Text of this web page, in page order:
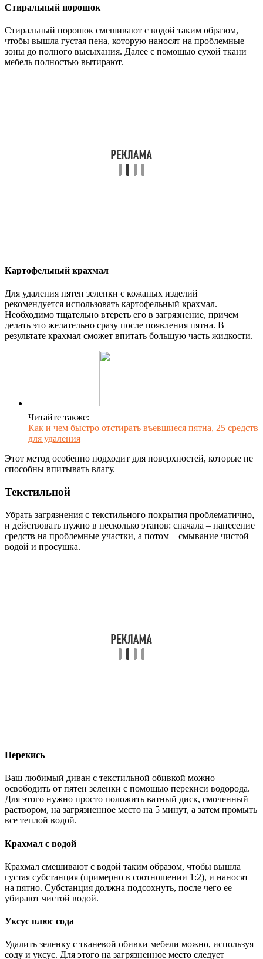
Стиральный порошок
Стиральный порошок смешивают с водой таким образом,
чтобы вышла густая пена, которую наносят на проблемные
зоны до полного высыхания. Далее с помощью сухой ткани
мебель полностью вытирают.
Картофельный крахмал
Для удаления пятен зеленки с кожаных изделий
рекомендуется использовать картофельный крахмал.
Необходимо тщательно втереть его в загрязнение, причем
делать это желательно сразу после появления пятна. В
результате крахмал сможет впитать большую часть жидкости.
Читайте также:
Как и чем быстро отстирать въевшиеся пятна, 25 средств
для удаления
Этот метод особенно подходит для поверхностей, которые не
способны впитывать влагу.
Текстильной
Убрать загрязнения с текстильного покрытия проблематично,
и действовать нужно в несколько этапов: сначала – нанесение
средств на проблемные участки, а потом – смывание чистой
водой и просушка.
Перекись
Ваш любимый диван с текстильной обивкой можно
освободить от пятен зеленки с помощью перекиси водорода.
Для этого нужно просто положить ватный диск, смоченный
раствором, на загрязненное место на 5 минут, а затем промыть
все теплой водой.
Крахмал с водой
Крахмал смешивают с водой таким образом, чтобы вышла
густая субстанция (примерно в соотношении 1:2), и наносят
на пятно. Субстанция должна подсохнуть, после чего ее
убирают чистой водой.
Уксус плюс сода
Удалить зеленку с тканевой обивки мебели можно, используя
соду и уксус. Для этого на загрязненное место следует